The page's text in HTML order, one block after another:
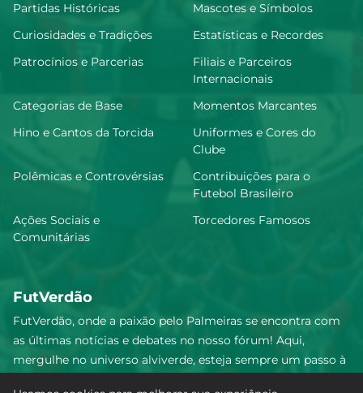
Partidas Históricas
Mascotes e Símbolos
Curiosidades e Tradições
Estatísticas e Recordes
Patrocínios e Parcerias
Filiais e Parceiros
Internacionais
Categorias de Base
Momentos Marcantes
Hino e Cantos da Torcida
Uniformes e Cores do
Clube
Polêmicas e Controvérsias
Contribuições para o
Futebol Brasileiro
Ações Sociais e
Comunitárias
Torcedores Famosos
FutVerdão
FutVerdão, onde a paixão pelo Palmeiras se encontra com
as últimas notícias e debates no nosso fórum! Aqui,
mergulhe no universo alviverde, esteja sempre um passo à